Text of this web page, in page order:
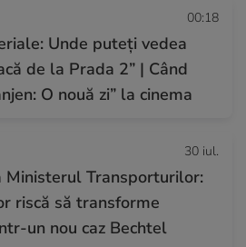
00:18
Unde puteţi vedea
de la Prada 2” | Când
O nouă zi” la cinema
30 iul.
Transporturilor:
riscă să transforme
un nou caz Bechtel